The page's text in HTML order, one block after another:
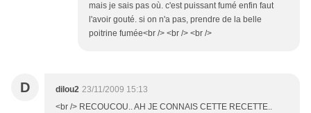
mais je sais pas où. c'est puissant fumé enfin faut
l'avoir gouté. si on n'a pas, prendre de la belle
poitrine fumée<br /> <br /> <br />
D dilou2 23/11/2009 15:13
<br /> RECOUCOU.. AH JE CONNAIS CETTE RECETTE..